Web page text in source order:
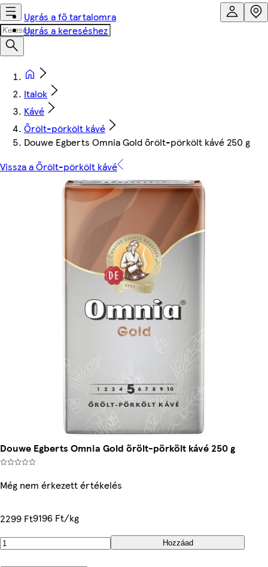
Ugrás a fő tartalomra
Ugrás a kereséshez
Italok
Kávé
Őrölt-pörkölt kávé
Douwe Egberts Omnia Gold őrölt-pörkölt kávé 250 g
Vissza a Őrölt-pörkölt kávé
Douwe Egberts Omnia Gold őrölt-pörkölt kávé 250 g
Még nem érkezett értékelés
2299 Ft9196 Ft/kg
Hozzáad